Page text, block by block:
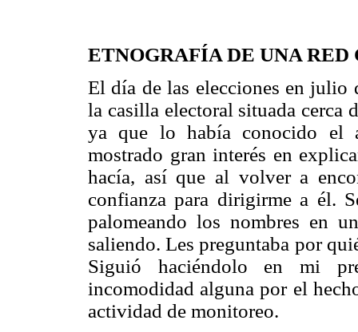
ETNOGRAFÍA DE UNA
El día de las elecciones en julio
la casilla electoral situada cerca
ya que lo había conocido el
mostrado gran interés en
hacía, así que al volver a
confianza para dirigirme a él.
palomeando los nombres en
saliendo. Les preguntaba por
Siguió haciéndolo en mi
incomodidad alguna por el
actividad de monitoreo.